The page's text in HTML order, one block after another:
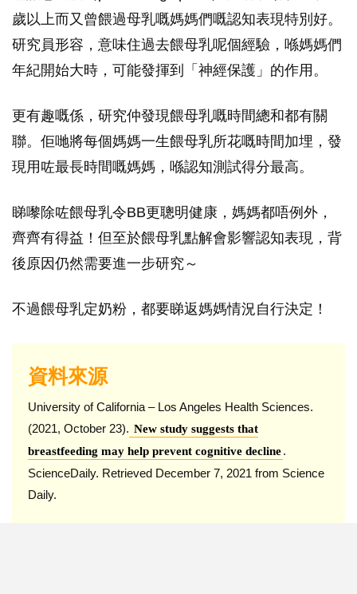
歲以上而又曾餵過母乳嘅媽媽們嘅認知表現特別好。
研究員形容，意味住過去餵母乳呢個經驗，喺媽媽們
年紀開始大時，可能發揮到「神經保護」的作用。
更有趣嘅係，研究仲發現餵母乳嘅時間總和都有關
聯。佢哋將每個媽媽一生餵母乳所花嘅時間加埋，發
現用咗最長時間嘅媽媽，喺認知測試得分最高。
睇嚟除咗餵母乳令BB更聰明健康，媽媽都唔例外，
齊齊有得益！但至於餵母乳點解會影響認知表現，背
後原因仍然需要進一步研究～
不過餵母乳定奶粉，都要睇返媽媽情況自行決定！
資料來源
University of California – Los Angeles Health Sciences.
(2021, October 23). New study suggests that
breastfeeding may help prevent cognitive decline.
ScienceDaily. Retrieved December 7, 2021 from Science
Daily.